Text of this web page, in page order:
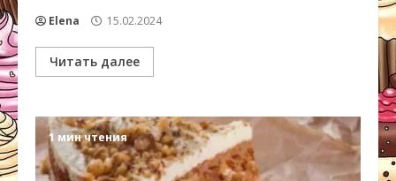
Elena 15.02.2024
Читать далее
1 мин чтения